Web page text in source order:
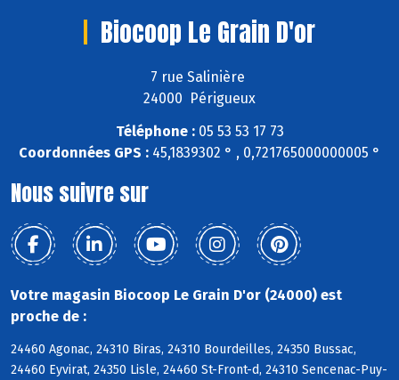
Biocoop Le Grain D'or
7 rue Salinière
24000 Périgueux
Téléphone :05 53 53 17 73
Coordonnées GPS : 45,1839302 ° , 0,721765000000005 °
Nous suivre sur
Votre magasin Biocoop Le Grain D'or (24000) est
proche de :
24460 Agonac, 24310 Biras, 24310 Bourdeilles, 24350 Bussac,
24460 Eyvirat, 24350 Lisle, 24460 St-Front-d, 24310 Sencenac-Puy-